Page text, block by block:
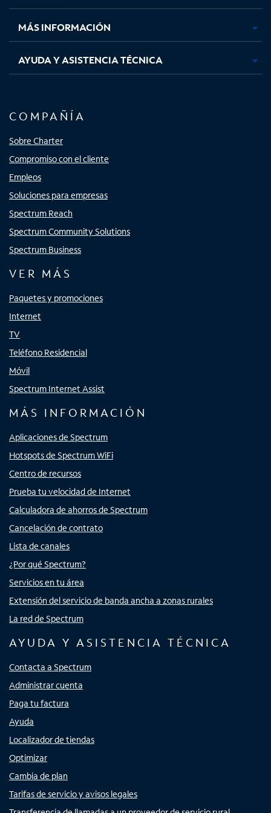
nuevanuevanuevanueva
MÁS INFORMACIÓN
AYUDA Y ASISTENCIA TÉCNICA
COMPAÑÍA
Sobre Charter
Compromiso con el cliente
Empleos
Soluciones para empresas
Spectrum Reach
Spectrum Community Solutions
Spectrum Business
VER MÁS
Paquetes y promociones
Internet
TV
Teléfono Residencial
Móvil
Spectrum Internet Assist
MÁS INFORMACIÓN
Aplicaciones de Spectrum
Hotspots de Spectrum WiFi
Centro de recursos
Prueba tu velocidad de Internet
Calculadora de ahorros de Spectrum
Cancelación de contrato
Lista de canales
¿Por qué Spectrum?
Servicios en tu área
Extensión del servicio de banda ancha a zonas rurales
La red de Spectrum
AYUDA Y ASISTENCIA TÉCNICA
Contacta a Spectrum
Administrar cuenta
Paga tu factura
Ayuda
Localizador de tiendas
Optimizar
Cambia de plan
Tarifas de servicio y avisos legales